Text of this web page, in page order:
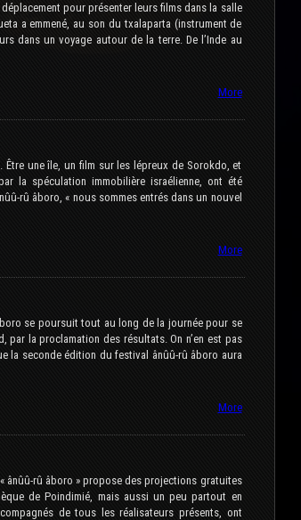
pour présenter leurs films dans la salle
a emmené, au son du txalaparta (instrument de
dans un voyage autour de la terre. De l’Inde au
More
une île, un film sur les lépreux de Sorokdo, et
la spéculation immobilière israélienne, ont été
rû âboro, « nous sommes entrés dans un nouvel
More
se poursuit tout au long de la journée pour se
par la proclamation des résultats. On n’en est pas
la seconde édition du festival ânûû-rû âboro aura
More
ânûû-rû âboro » propose des projections gratuites
de Poindimié, mais aussi un peu partout en
de tous les réalisateurs présents, ont